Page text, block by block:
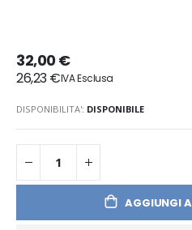
32,00 €
26,23 €
DISPONIBILITA': DISPONIBILE
AGGIUNGI